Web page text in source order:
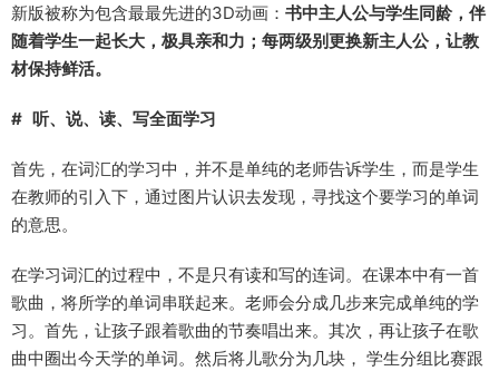
新版被称为包含最最先进的3D动画： 书中主人公与学生同龄，伴
随着学生一起长大，极具亲和力；每两级别更换新主人公，让教
材保持鲜活。
# 听、说、读、写全面学习
首先，在词汇的学习中，并不是单纯的老师告诉学生，而是学生
在教师的引入下，通过图片认识去发现，寻找这个要学习的单词
的意思。
在学习词汇的过程中，不是只有读和写的连词。在课本中有一首
歌曲，将所学的单词串联起来。老师会分成几步来完成单纯的学
习。首先，让孩子跟着歌曲的节奏唱出来。其次，再让孩子在歌
曲中圈出今天学的单词。然后将儿歌分为几块， 学生分组比赛跟